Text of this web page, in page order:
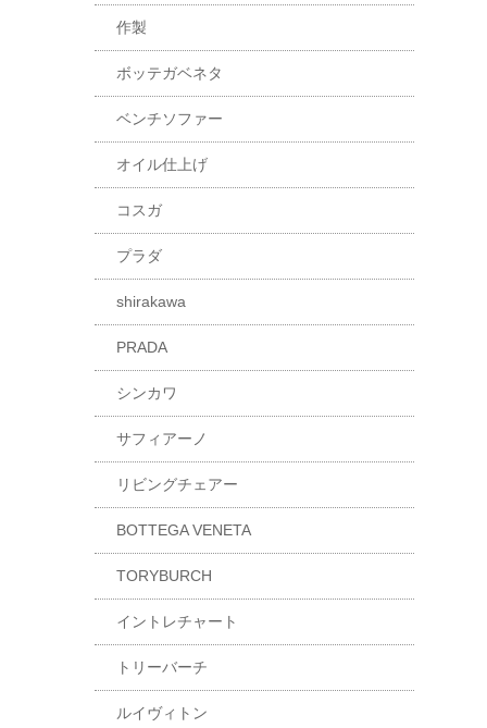
作製
ボッテガベネタ
ベンチソファー
オイル仕上げ
コスガ
プラダ
shirakawa
PRADA
シンカワ
サフィアーノ
リビングチェアー
BOTTEGA VENETA
TORYBURCH
イントレチャート
トリーバーチ
ルイヴィトン